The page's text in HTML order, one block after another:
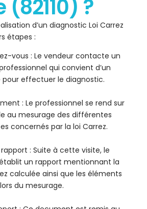
?
d’un diagnostic Loi Carrez
étapes :
vous : Le vendeur contacte un
qui convient d’un
pour effectuer le diagnostic.
: Le professionnel se rend sur
au mesurage des différentes
concernés par la loi Carrez.
: Suite à cette visite, le
un rapport mentionnant la
calculée ainsi que les éléments
du mesurage.